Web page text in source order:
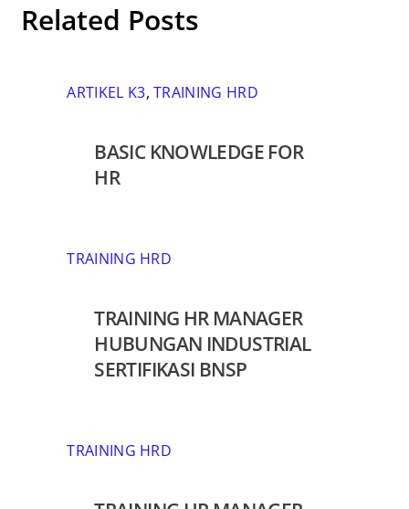
Related Posts
ARTIKEL K3,TRAINING HRD
BASIC KNOWLEDGE FOR
HR
TRAINING HRD
TRAINING HR MANAGER
HUBUNGAN INDUSTRIAL
SERTIFIKASI BNSP
TRAINING HRD